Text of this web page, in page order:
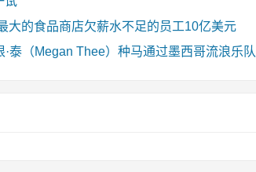
大的食品商店欠薪水不足的员工10亿美元
·泰（Megan Thee）种马通过墨西哥流浪乐